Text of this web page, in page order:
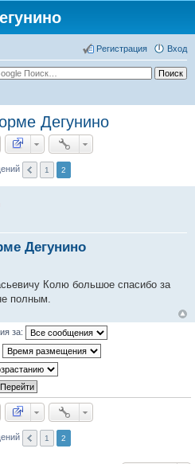
Вход
Регистрация
Дегунино
1 2
Дегунино
Колю большое спасибо за
полным.
за:
1 2